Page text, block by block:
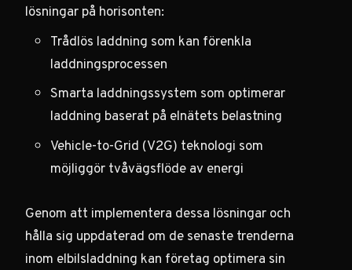
lösningar på horisonten:
Trådlös laddning som kan förenkla
laddningsprocessen
Smarta laddningssystem som optimerar
laddning baserat på elnätets belastning
Vehicle-to-Grid (V2G) teknologi som
möjliggör tvåvägsflöde av energi
Genom att implementera dessa lösningar och
hålla sig uppdaterad om de senaste trenderna
inom elbilsladdning kan företag optimera sin